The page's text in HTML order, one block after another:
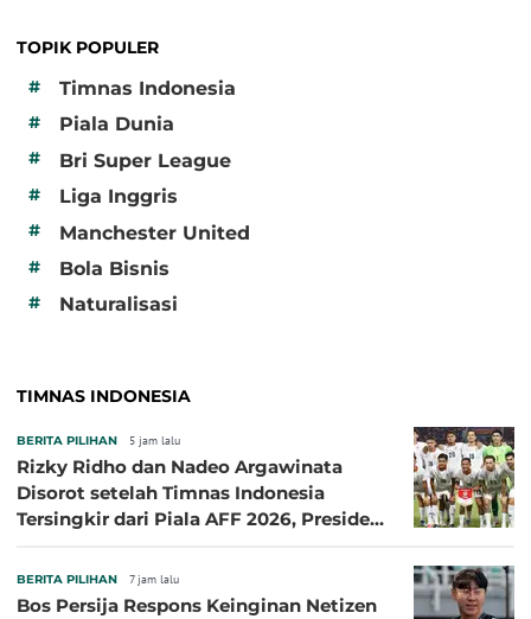
TOPIK POPULER
#
Timnas Indonesia
# Piala Dunia
# Bri Super League
# Liga Inggris
# Manchester United
# Bola Bisnis
# Naturalisasi
TIMNAS INDONESIA
BERITA PILIHAN 5 jam lalu
Rizky Ridho dan Nadeo Argawinata
Disorot setelah Timnas Indonesia
Tersingkir dari Piala AFF 2026, Presiden
BERITA PILIHAN 7 jam lalu
Bos Persija Respons Keinginan Netizen